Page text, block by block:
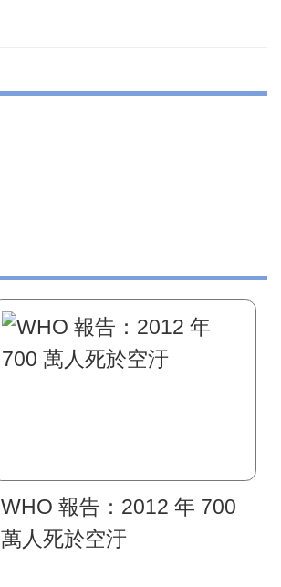
WHO 報告：2012 年 700
萬人死於空汙